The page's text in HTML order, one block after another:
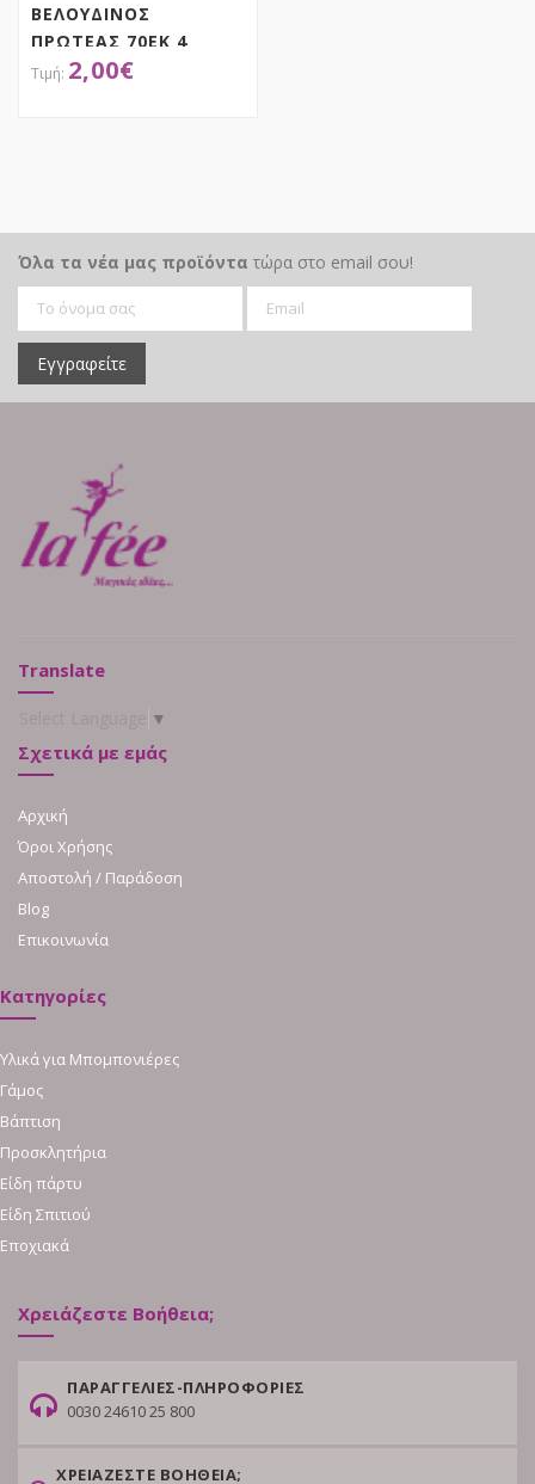
ΒΕΛΟΥΔΙΝΟΣ
ΠΡΩΤΕΑΣ 70ΕΚ 4
ΧΡΩΜΑΤΑ
2,00€
Όλα τα νέα μας προϊόντα τώρα στο email σου!
Εγγραφείτε
Translate
▼
Σχετικά με εμάς
Αρχική
Όροι Χρήσης
Αποστολή / Παράδοση
Blog
Επικοινωνία
Κατηγορίες
Υλικά για Μπομπονιέρες
Γάμος
Βάπτιση
Προσκλητήρια
Είδη πάρτυ
Είδη Σπιτιού
Εποχιακά
Χρειάζεστε Βοήθεια;
ΠΑΡΑΓΓΕΛΙΕΣ-ΠΛΗΡΟΦΟΡΙΕΣ
0030 24610 25 800
ΧΡΕΙΑΖΕΣΤΕ ΒΟΗΘΕΙΑ;